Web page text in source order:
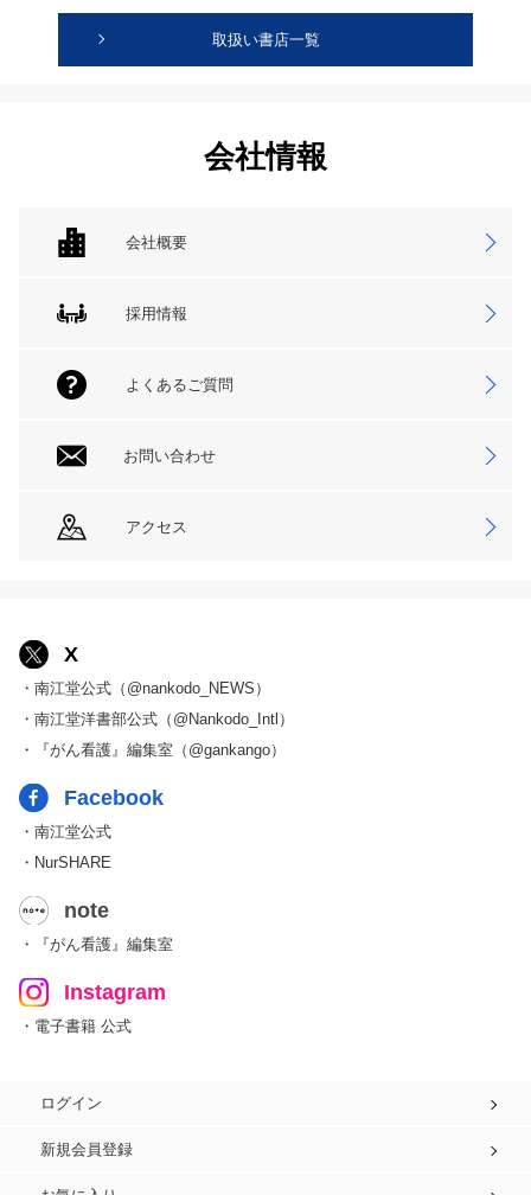
取扱い書店一覧
会社情報
会社概要
採用情報
よくあるご質問
お問い合わせ
アクセス
X
・南江堂公式（@nankodo_NEWS）
・南江堂洋書部公式（@Nankodo_Intl）
・『がん看護』編集室（@gankango）
Facebook
・南江堂公式
・NurSHARE
note
・『がん看護』編集室
Instagram
・電子書籍 公式
ログイン
新規会員登録